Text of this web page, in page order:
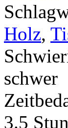
Holz,
schwer
3.5